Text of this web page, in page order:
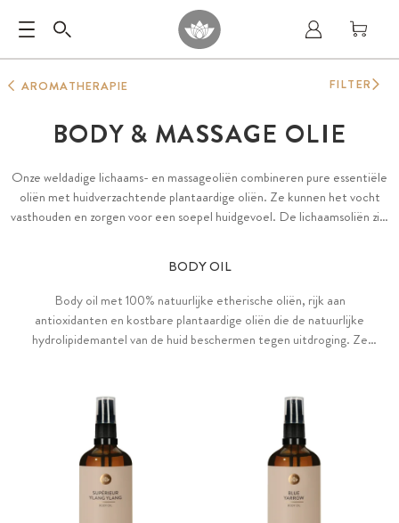
AROMATHERAPIE
BODY & MASSAGE OLIE
Onze weldadige lichaams- en massageoliën combineren pure essentiële
oliën met huidverzachtende plantaardige oliën. Ze kunnen het vocht
vasthouden en zorgen voor een soepel huidgevoel. De lichaamsoliën zijn
massageoliën zijn daarentegen bijzonder rijk en blijven langer op de huid
zitten – ideaal voor een verzorgende massage.
BODY OIL
Body oil met 100% natuurlijke etherische oliën, rijk aan
antioxidanten en kostbare plantaardige oliën die de natuurlijke
hydrolipidemantel van de huid beschermen tegen uitdroging. Ze
FILTER